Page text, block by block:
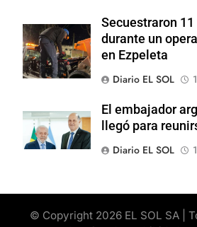
Secuestraron
durante un
en Ezpeleta
Diario EL SOL
El embajador
llegó para
Diario EL SOL
© Copyright 2026 EL SOL SA |